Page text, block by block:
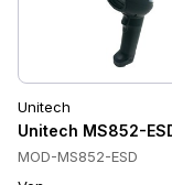
Unitech
Unitech MS852-
MOD-MS852-ESD